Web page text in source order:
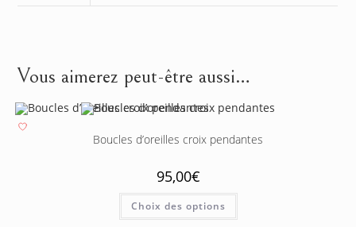
Vous aimerez peut-être aussi…
Boucles d’oreilles croix pendantes
95,00€
Choix des options